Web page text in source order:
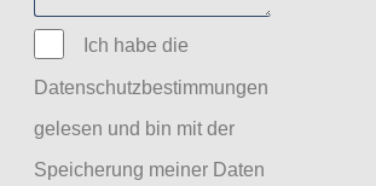
Ich habe die
Datenschutzbestimmungen
gelesen und bin mit der
Speicherung meiner Daten